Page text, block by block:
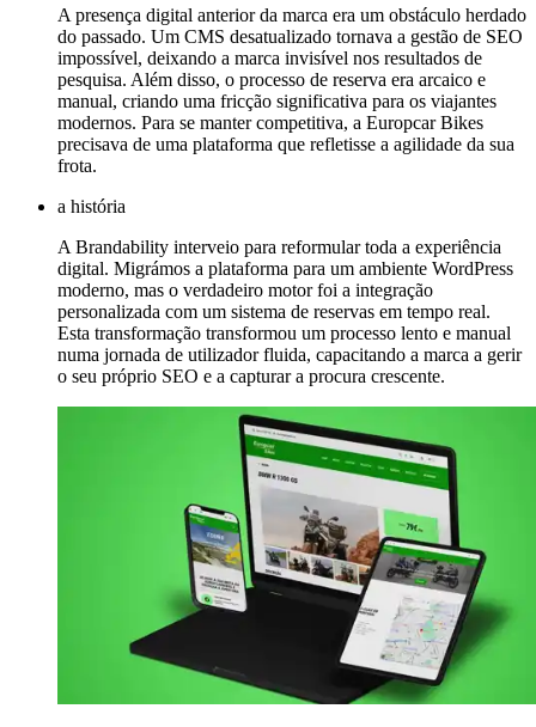
A presença digital anterior da marca era um obstáculo herdado
do passado. Um CMS desatualizado tornava a gestão de SEO
impossível, deixando a marca invisível nos resultados de
pesquisa. Além disso, o processo de reserva era arcaico e
manual, criando uma fricção significativa para os viajantes
modernos. Para se manter competitiva, a Europcar Bikes
precisava de uma plataforma que refletisse a agilidade da sua
frota.
a história
A Brandability interveio para reformular toda a experiência
digital. Migrámos a plataforma para um ambiente WordPress
moderno, mas o verdadeiro motor foi a integração
personalizada com um sistema de reservas em tempo real.
Esta transformação transformou um processo lento e manual
numa jornada de utilizador fluida, capacitando a marca a gerir
o seu próprio SEO e a capturar a procura crescente.